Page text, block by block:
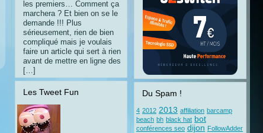
les premiers… Comment ça
marchera ? Et bien on se le
demande !!! Plus
sérieusement, rien de bien
compliqué mais je voulais
faire un article qui sert à rien
avant de mettre en ligne des
[…]
Les Tweet Fun Du Spam !
4 2012 2013 affiliation barcamp
beach bh black hat bot
conférences seo dijon FollowAdder